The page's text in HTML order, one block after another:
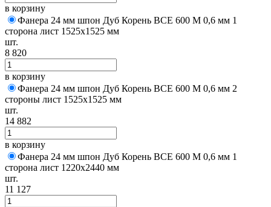
в корзину
Фанера 24 мм шпон Дуб Корень BCE 600 M 0,6 мм 1
сторона лист 1525х1525 мм
шт.
8 820
в корзину
Фанера 24 мм шпон Дуб Корень BCE 600 M 0,6 мм 2
стороны лист 1525х1525 мм
шт.
14 882
в корзину
Фанера 24 мм шпон Дуб Корень BCE 600 M 0,6 мм 1
сторона лист 1220х2440 мм
шт.
11 127